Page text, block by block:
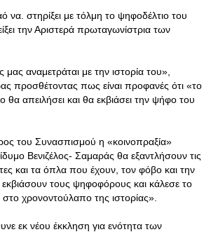
να. στηρίξει με τόλμη το ψηφοδέλτιο του
την Αριστερά πρωταγωνίστρια των
αναμετράται με την ιστορία του»,
προσθέτοντας πως είναι προφανές ότι «το
θα απειλήσει και θα εκβιάσει την ψήφο του
του Συνασπισμού η «κοινοπραξία»
Βενιζέλος- Σαμαράς θα εξαντλήσουν τις
και τα όπλα που έχουν, τον φόβο και την
εκβιάσουν τους ψηφοφόρους και κάλεσε το
στο χρονοντούλαπο της ιστορίας».
εκ νέου έκκληση για ενότητα των